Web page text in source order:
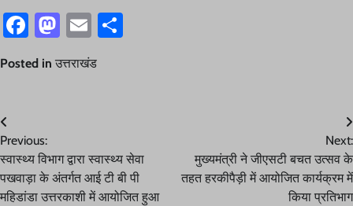
Facebook
Mastodon
Email
Posted in उत्तराखंड
Post
navigation
Previous:
स्वास्थ्य विभाग द्वारा स्वास्थ्य सेवा
पखवाड़ा के अंतर्गत आई टी बी पी
महिडांडा उत्तरकाशी में आयोजित हुआ
Next:
मुख्यमंत्री ने जीएसटी बचत उत्सव के
तहत हरकीपैड़ी में आयोजित कार्यक्रम में
किया प्रतिभाग